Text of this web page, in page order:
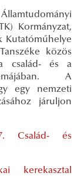
Kormányzat,
Kutatóműhelye
közös
a család- és a
A
egy nemzeti
járuljon
Család- és
kerekasztal